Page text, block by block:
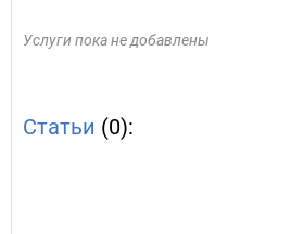
Услуги пока не добавлены
Статьи (0):